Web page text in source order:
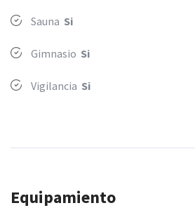
Sauna Si
Gimnasio Si
Vigilancia Si
Equipamiento